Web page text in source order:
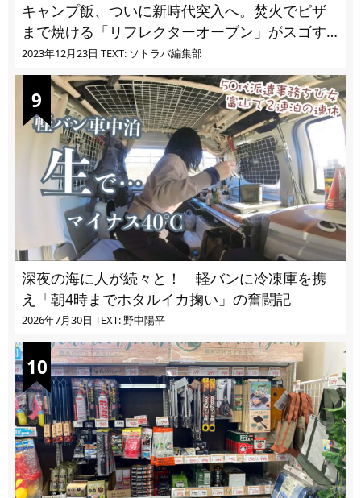
キャンプ飯、ついに新時代突入へ。焚火でピザ
まで焼ける「リフレクターオーブン」がスゴす
ぎる
2023年12月23日 TEXT: ソトラバ編集部
深夜の海に人が続々と！ 軽バンに冷凍庫を携
え「朝4時までホタルイカ掬い」の奮闘記
2026年7月30日 TEXT: 野中陽平